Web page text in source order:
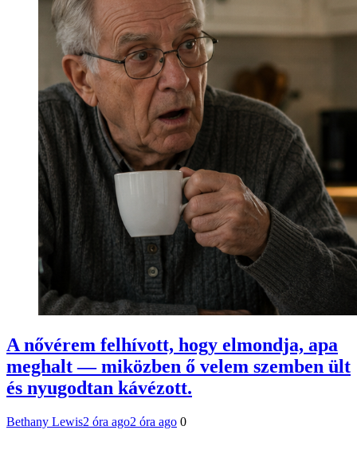
A nővérem felhívott, hogy elmondja, apa
meghalt — miközben ő velem szemben ült
és nyugodtan kávézott.
Bethany Lewis2 óra ago2 óra ago 0